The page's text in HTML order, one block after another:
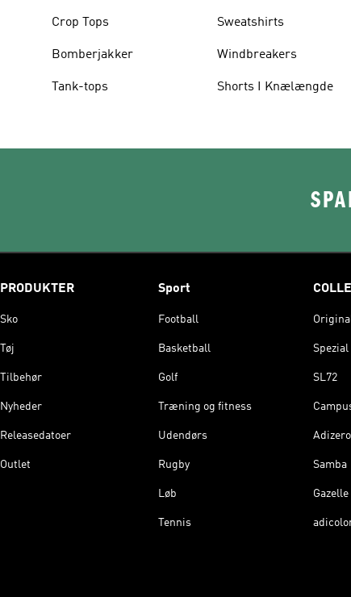
Crop Tops
Bomberjakker
Tank-tops
Sweatshirts
Windbreakers
Shorts I Knælængde
PRODUKTER
Sko
Tøj
Tilbehør
Nyheder
Releasedatoer
Outlet
Sport
Football
Basketball
Golf
Træning og fitness
Udendørs
Rugby
Løb
Tennis
Spezial
SL72
Adizero
Samba
Gazelle